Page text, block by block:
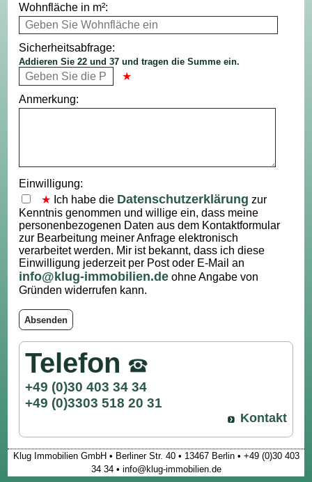
Wohnfläche in m²:
Sicherheitsabfrage:
Addieren Sie 22 und 37 und tragen die Summe ein.
Anmerkung:
Einwilligung:
Ich habe die Datenschutzerklärung zur
Kenntnis genommen und willige ein, dass meine
personenbezogenen Daten aus dem Kontaktformular
zur Bearbeitung meiner Anfrage elektronisch
verarbeitet werden. Mir ist bekannt, dass ich diese
Einwilligung jederzeit per Post oder E-Mail an
info@klug-immobilien.de ohne Angabe von
Gründen widerrufen kann.
Absenden
Telefon
+49 (0)30 403 34 34
+49 (0)3303 518 20 31
Kontakt
Klug Immobilien GmbH • Berliner Str. 40 • 13467 Berlin • +49 (0)30 403
34 34 • info@klug-immobilien.de